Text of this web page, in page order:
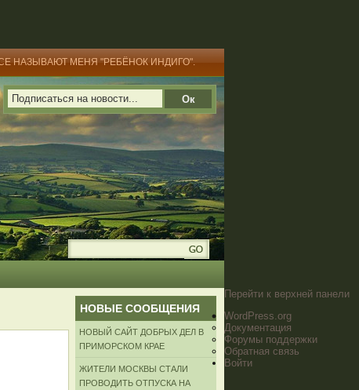
НАЗЫВАЮТ МЕНЯ "РЕБЁНОК ИНДИГО".
НОВЫЕ СООБЩЕНИЯ
НОВЫЙ САЙТ ДОБРЫХ ДЕЛ В
ПРИМОРСКОМ КРАЕ
ЖИТЕЛИ МОСКВЫ СТАЛИ
ПРОВОДИТЬ ОТПУСКА НА
Перейти к верхней панели
WordPress.org
Документация
Форумы поддержки
Обратная связь
Войти